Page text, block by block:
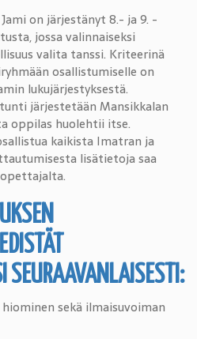
on järjestänyt 8.- ja 9. -
jossa valinnaiseksi
valita tanssi. Kriteerinä
osallistumiselle on
lukujärjestyksestä.
järjestetään Mansikkalan
oppilas huolehtii itse.
kaikista Imatran ja
lisätietoja saa
SEURAAVANLAISESTI:
sekä ilmaisuvoiman